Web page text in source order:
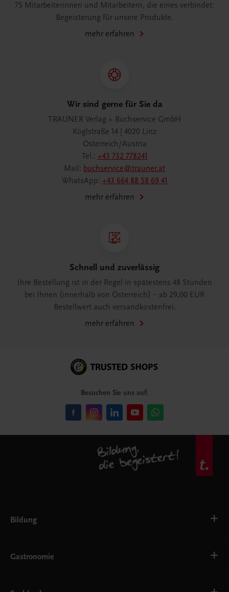
75 Mitarbeiterinnen und Mitarbeitern, die eines verbindet:
Begeisterung für unsere Produkte.
mehr erfahren
Wir sind gerne für Sie da
TRAUNER Verlag + Buchservice GmbH
Köglstraße 14 | 4020 Linz
Österreich/Austria
Tel.: +43 732 778241
Mail: buchservice@trauner.at
WhatsApp: +43 664 88 58 69 41
mehr erfahren
Schnell und zuverlässig
Ihre Bestellung ist in der Regel in spätestens 48 Stunden
bei Ihnen (innerhalb von Österreich) – ab 29,00 EUR
Bestellwert auch versandkostenfrei.
mehr erfahren
Besuchen Sie uns auf:
Bildung
AHS
EWF/ZWF
Gastronomie